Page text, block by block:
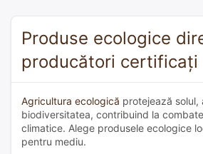
Produse ecologice
producători certificați
Agricultura ecologică protejează solul,
biodiversitatea, contribuind la
climatice. Alege produsele ecologice
pentru mediu.